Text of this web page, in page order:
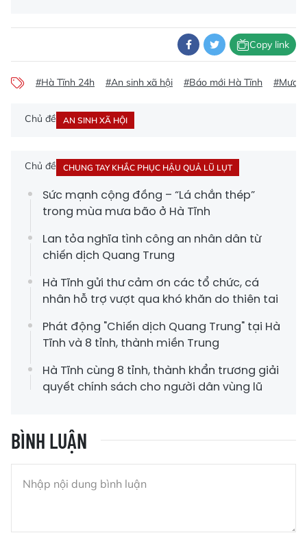
Copy link
#Hà Tĩnh 24h #An sinh xã hội #Báo mới Hà Tĩnh #Mưa
Chủ đề AN SINH XÃ HỘI
Chủ đề CHUNG TAY KHẮC PHỤC HẬU QUẢ LŨ LỤT
Sức mạnh cộng đồng – “Lá chắn thép”
trong mùa mưa bão ở Hà Tĩnh
Lan tỏa nghĩa tình công an nhân dân từ
chiến dịch Quang Trung
Hà Tĩnh gửi thư cảm ơn các tổ chức, cá
nhân hỗ trợ vượt qua khó khăn do thiên tai
Phát động "Chiến dịch Quang Trung" tại Hà
Tĩnh và 8 tỉnh, thành miền Trung
Hà Tĩnh cùng 8 tỉnh, thành khẩn trương giải
quyết chính sách cho người dân vùng lũ
BÌNH LUẬN